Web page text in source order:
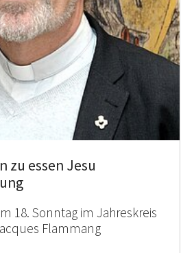
zu essen Jesu
18. Sonntag im Jahreskreis
Flammang